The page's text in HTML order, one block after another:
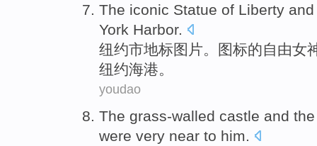
The iconic Statue of Liberty and
York Harbor.
纽约市地标图片。图标的自由女
纽约海港。
youdao
The grass-walled castle and the
were very near to him